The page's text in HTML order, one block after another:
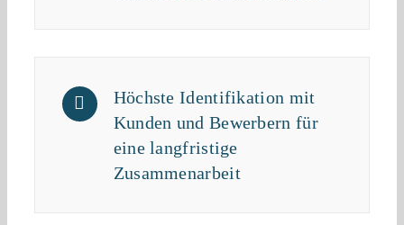
Höchste Identifikation mit
Kunden und Bewerbern für
eine langfristige
Zusammenarbeit